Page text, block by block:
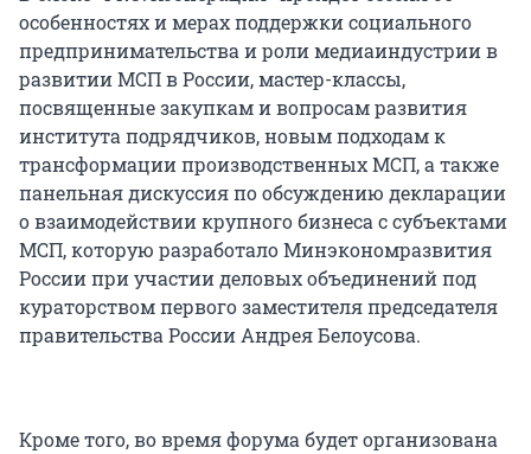
особенностях и мерах поддержки социального
предпринимательства и роли медиаиндустрии в
развитии МСП в России, мастер-классы,
посвященные закупкам и вопросам развития
института подрядчиков, новым подходам к
трансформации производственных МСП, а также
панельная дискуссия по обсуждению декларации
о взаимодействии крупного бизнеса с субъектами
МСП, которую разработало Минэкономразвития
России при участии деловых объединений под
кураторством первого заместителя председателя
правительства России Андрея Белоусова.
Кроме того, во время форума будет организована